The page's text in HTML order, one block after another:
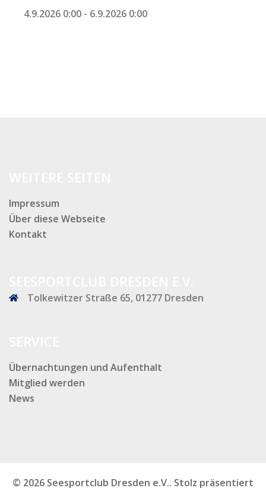
4.9.2026 0:00 - 6.9.2026 0:00
Impressum
Über diese Webseite
Kontakt
Tolkewitzer Straße 65, 01277 Dresden
Übernachtungen und Aufenthalt
Mitglied werden
News
© 2026 Seesportclub Dresden e.V.. Stolz präsentiert